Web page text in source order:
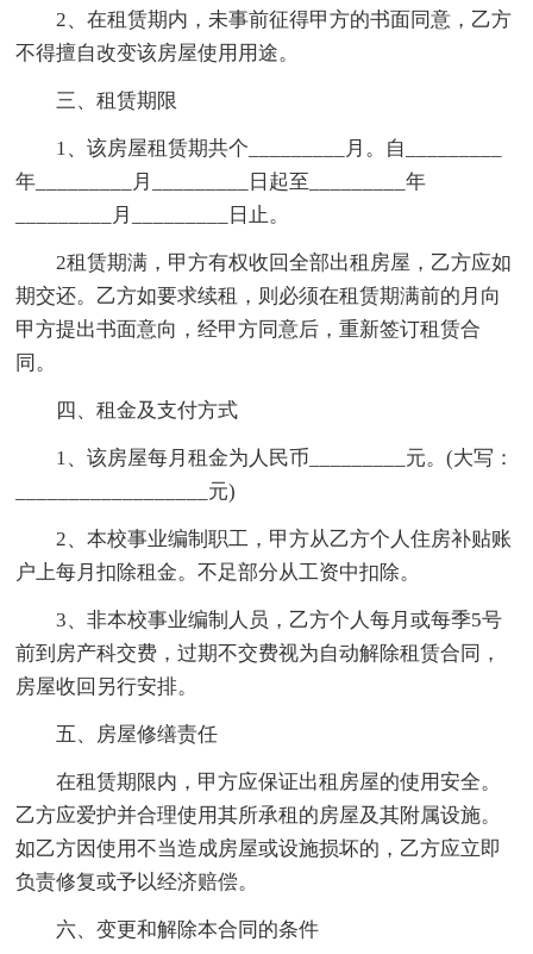
2、在租赁期内，未事前征得甲方的书面同意，乙方
不得擅自改变该房屋使用用途。
三、租赁期限
1、该房屋租赁期共个_________月。自_________
年_________月_________日起至_________年
_________月_________日止。
2租赁期满，甲方有权收回全部出租房屋，乙方应如
期交还。乙方如要求续租，则必须在租赁期满前的月向
甲方提出书面意向，经甲方同意后，重新签订租赁合
同。
四、租金及支付方式
1、该房屋每月租金为人民币_________元。(大写：
__________________元)
2、本校事业编制职工，甲方从乙方个人住房补贴账
户上每月扣除租金。不足部分从工资中扣除。
3、非本校事业编制人员，乙方个人每月或每季5号
前到房产科交费，过期不交费视为自动解除租赁合同，
房屋收回另行安排。
五、房屋修缮责任
在租赁期限内，甲方应保证出租房屋的使用安全。
乙方应爱护并合理使用其所承租的房屋及其附属设施。
如乙方因使用不当造成房屋或设施损坏的，乙方应立即
负责修复或予以经济赔偿。
六、变更和解除本合同的条件